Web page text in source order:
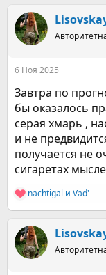
ы
л
6 Ноя 2025
Завтра по
бы оказалось
серая хмарь ,
и не
получается не
сигаретах
Р
е
к
ц
и
nachtigal и Vad'